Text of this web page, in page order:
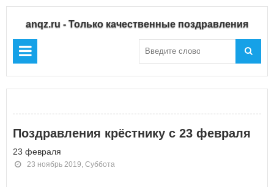
anqz.ru - Только качественные поздравления
Поздравления крёстнику с 23 февраля
23 февраля
23 ноябрь 2019, Суббота